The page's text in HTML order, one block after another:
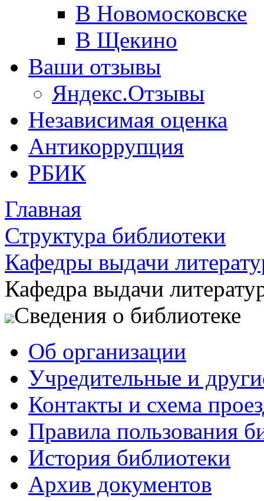
В Новомосковске
В Щекино
Ваши отзывы
Яндекс.Отзывы
Независимая оценка
Антикоррупция
РБИК
Главная
Структура библиотеки
Кафедры выдачи
Кафедра выдачи
Сведения о библиотеке
Об организации
Учредительные и
Контакты и схема
Правила пользования
История библиотеки
Архив документов